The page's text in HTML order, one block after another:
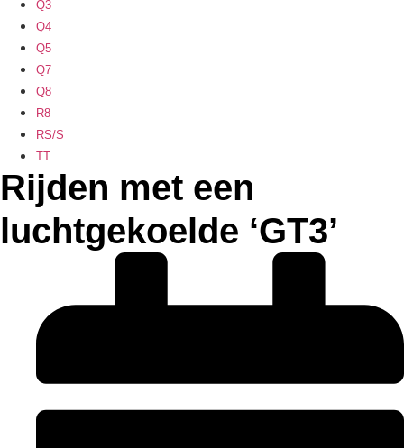
Q3
Q4
Q5
Q7
Q8
R8
RS/S
TT
Rijden met een
luchtgekoelde ‘GT3’